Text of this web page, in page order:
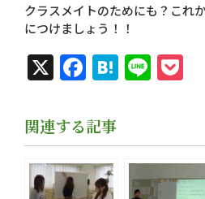
クラスメイトのためにも？これ
につけましょう！！
X Facebook
Hatena
Line
関連する記事